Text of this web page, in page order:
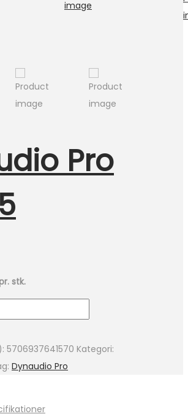
Pro
stk.
5706937641570 Kategori:
Dynaudio Pro